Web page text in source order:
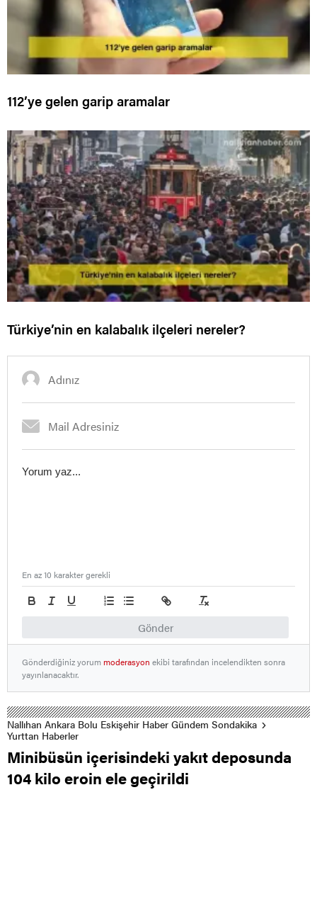
112’ye gelen garip aramalar
Türkiye’nin en kalabalık ilçeleri nereler?
Gönder
En az 10 karakter gerekli
Gönderdiğiniz yorummoderasyon ekibi tarafından incelendikten sonra
yayınlanacaktır.
Nallıhan Ankara Bolu Eskişehir Haber Gündem Sondakika
Yurttan Haberler
Minibüsün içerisindeki yakıt deposunda
104 kilo eroin ele geçirildi